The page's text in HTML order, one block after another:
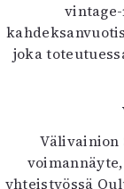
joka
Välivainion
yhteistyössä